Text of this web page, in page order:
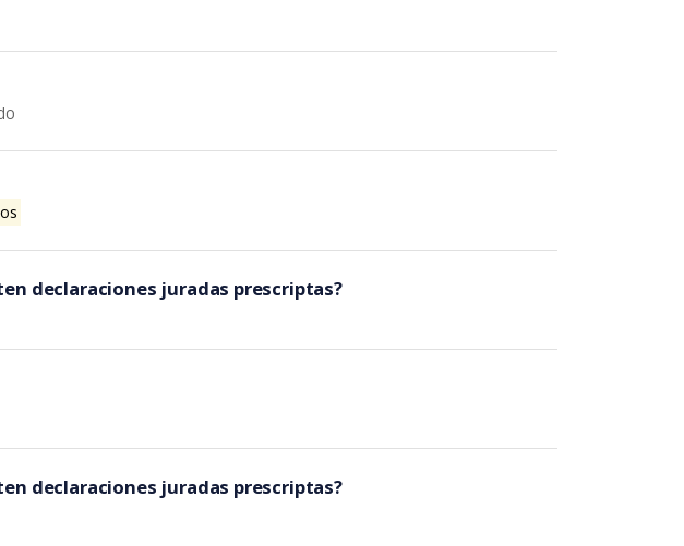
declaraciones juradas prescriptas?
declaraciones juradas prescriptas?